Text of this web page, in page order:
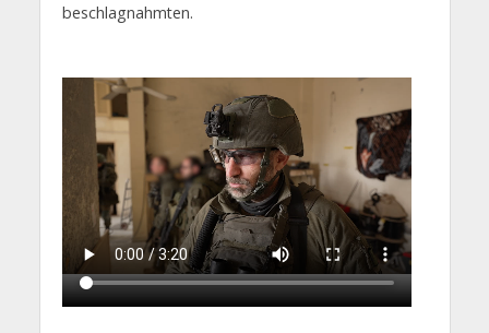
beschlagnahmten.